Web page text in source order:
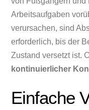
Arbeitsaufgaben
verursachen, sind
erforderlich, bis der
Zustand versetzt ist.
kontinuierlicher
Einfache